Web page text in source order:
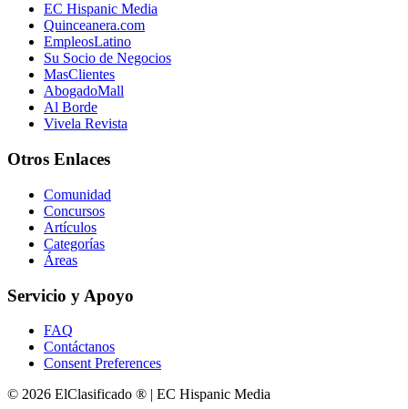
EC Hispanic Media
Quinceanera.com
EmpleosLatino
Su Socio de Negocios
MasClientes
AbogadoMall
Al Borde
Vivela Revista
Otros Enlaces
Comunidad
Concursos
Artículos
Categorías
Áreas
Servicio y Apoyo
FAQ
Contáctanos
Consent Preferences
© 2026 ElClasificado ® | EC Hispanic Media